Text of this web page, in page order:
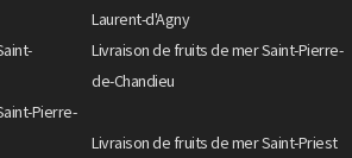
Laurent-d'Agny
Livraison de fruits de mer Saint-Pierre-
de-Chandieu
Pierre-
Livraison de fruits de mer Saint-Priest